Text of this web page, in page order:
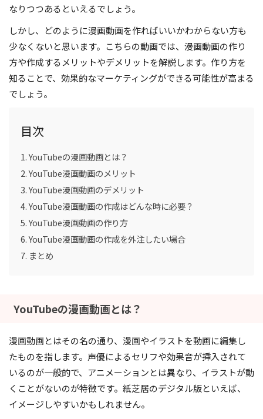
なりつつあるといえるでしょう。
しかし、どのように漫画動画を作ればいいかわからない方も
少なくないと思います。こちらの動画では、漫画動画の作り
方や作成するメリットやデメリットを解説します。作り方を
知ることで、効果的なマーケティングができる可能性が高まる
でしょう。
目次
YouTubeの漫画動画とは？
YouTube漫画動画のメリット
YouTube漫画動画のデメリット
YouTube漫画動画の作成はどんな時に必要？
YouTube漫画動画の作り方
YouTube漫画動画の作成を外注したい場合
まとめ
YouTubeの漫画動画とは？
漫画動画とはその名の通り、漫画やイラストを動画に編集し
たものを指します。声優によるセリフや効果音が挿入されて
いるのが一般的で、アニメーションとは異なり、イラストが動
くことがないのが特徴です。紙芝居のデジタル版といえば、
イメージしやすいかもしれません。